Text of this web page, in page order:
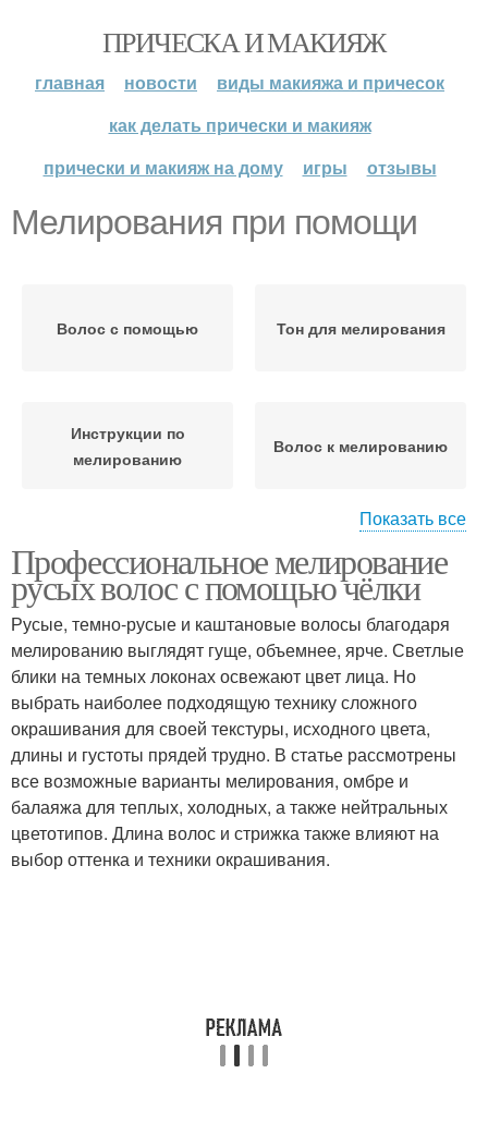
ПРИЧЕСКА И МАКИЯЖ
главная новости
виды макияжа и причесок
как делать прически и макияж
прически и макияж на дому
игры отзывы
Мелирования при помощи
Волос с помощью Тон для мелирования
Инструкции по
мелированию
Волос к мелированию
Рекомендации для
мелирования
русых волос
Мелирования на русые
волосы
Одежда для
мелирования
Материал для
мелирования
Мельницы при
мелировании
Показать все
Профессиональное мелирование
русых волос с помощью чёлки
Русые, темно-русые и каштановые волосы благодаря
мелированию выглядят гуще, объемнее, ярче. Светлые
блики на темных локонах освежают цвет лица. Но
выбрать наиболее подходящую технику сложного
окрашивания для своей текстуры, исходного цвета,
длины и густоты прядей трудно. В статье рассмотрены
все возможные варианты мелирования, омбре и
балаяжа для теплых, холодных, а также нейтральных
цветотипов. Длина волос и стрижка также влияют на
выбор оттенка и техники окрашивания.